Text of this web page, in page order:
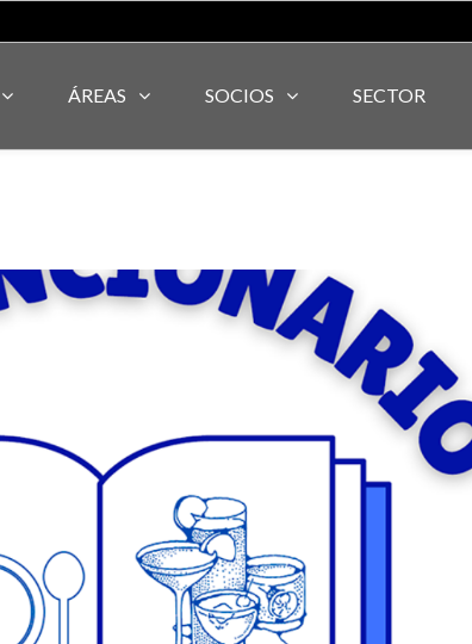
ÁREAS SOCIOS SECTOR